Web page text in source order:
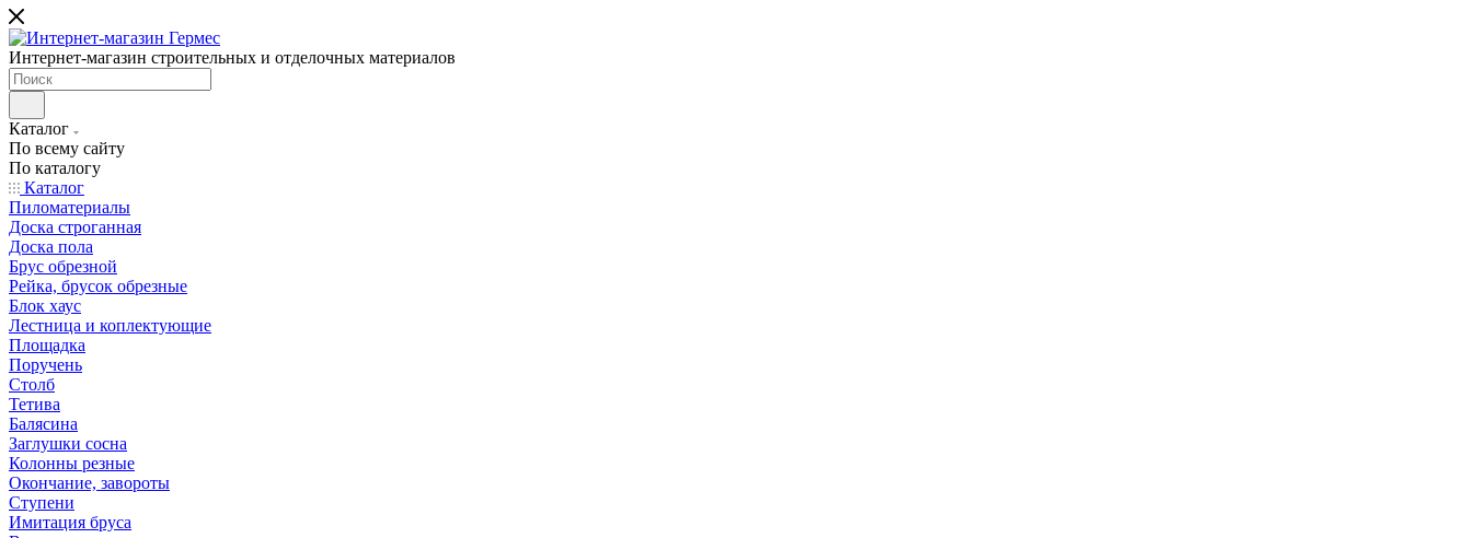
Интернет-магазин строительных и отделочных материалов
Каталог
По всему сайту
По каталогу
Каталог
Пиломатериалы
Доска строганная
Доска пола
Брус обрезной
Рейка, брусок обрезные
Блок хаус
Лестница и коплектующие
Площадка
Поручень
Столб
Тетива
Балясина
Заглушки сосна
Колонны резные
Окончание, завороты
Ступени
Имитация бруса